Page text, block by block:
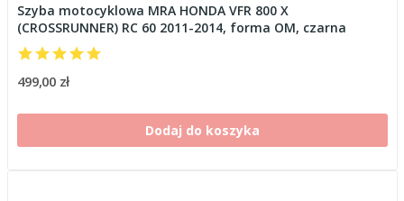
Szyba motocyklowa MRA HONDA VFR 800 X
(CROSSRUNNER) RC 60 2011-2014, forma OM, czarna
499,00 zł
Dodaj do koszyka